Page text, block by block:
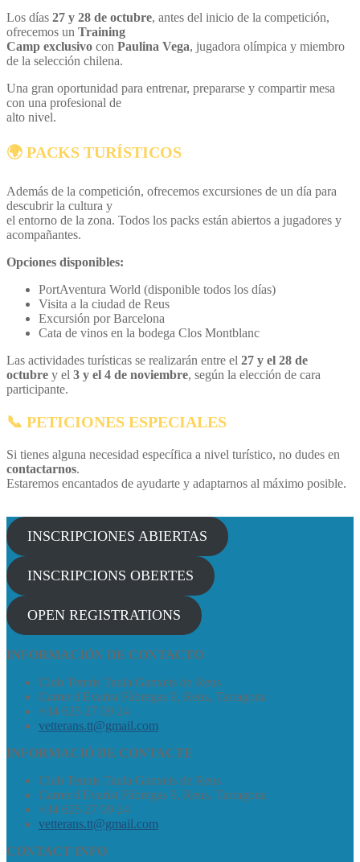
Los días 27 y 28 de octubre, antes del inicio de la competición,
ofrecemos un Training
Camp exclusivo con Paulina Vega, jugadora olímpica y miembro
de la selección chilena.
Una gran oportunidad para entrenar, prepararse y compartir mesa
con una profesional de
alto nivel.
🌍 PACKS TURÍSTICOS
Además de la competición, ofrecemos excursiones de un día para
descubrir la cultura y
el entorno de la zona. Todos los packs están abiertos a jugadores y
acompañantes.
Opciones disponibles:
PortAventura World (disponible todos los días)
Visita a la ciudad de Reus
Excursión por Barcelona
Cata de vinos en la bodega Clos Montblanc
Las actividades turísticas se realizarán entre el 27 y el 28 de
octubre y el 3 y el 4 de noviembre, según la elección de cara
participante.
📞 PETICIONES ESPECIALES
Si tienes alguna necesidad específica a nivel turístico, no dudes en
contactarnos.
Estaremos encantados de ayudarte y adaptarnos al máximo posible.
INSCRIPCIONES ABIERTAS
INSCRIPCIONS OBERTES
OPEN REGISTRATIONS
INFORMACIÓN DE CONTACTO
Club Tennis Taula Ganxets de Reus
Carrer d'Evarist Fàbregas 9, Reus, Tarragona
+34 625 27 09 24
vetterans.tt@gmail.com
INFORMACIÓ DE CONTACTE
Club Tennis Taula Ganxets de Reus
Carrer d'Evarist Fàbregas 9, Reus, Tarragona
+34 625 27 09 24
vetterans.tt@gmail.com
CONTACT INFO